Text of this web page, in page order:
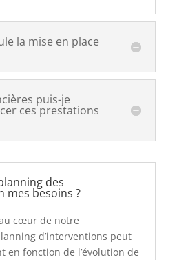
la mise en place
puis-je
ces prestations
des
mes besoins ?
cœur de notre
d’interventions peut
en fonction de l’évolution de